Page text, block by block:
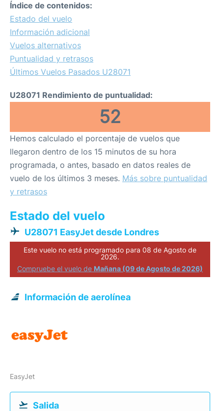
Índice de contenidos:
Estado del vuelo
Información adicional
Vuelos alternativos
Puntualidad y retrasos
Últimos Vuelos Pasados U28071
U28071 Rendimiento de puntualidad:
52
Hemos calculado el porcentaje de vuelos que
llegaron dentro de los 15 minutos de su hora
programada, o antes, basado en datos reales de
vuelo de los últimos 3 meses. Más sobre puntualidad
y retrasos
Estado del vuelo
U28071 EasyJet desde Londres
Este vuelo no está programado para 08 de Agosto de
2026.
Compruebe el vuelo de Mañana (09 de Agosto de 2026)
Información de aerolínea
EasyJet
Salida